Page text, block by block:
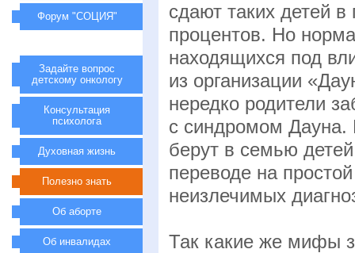
сдают таких детей
процентов. Но
находящихся под
из организации
нередко родители
с синдромом Дауна.
берут в семью
переводе на
неизлечимых
Так какие же мифы
Форум "СОЦИЯ"
Задайте вопрос
детскому онкологу
Консультация
психолога
Духовная жизнь
Полезно знать
Об аборте
Об инвалидах